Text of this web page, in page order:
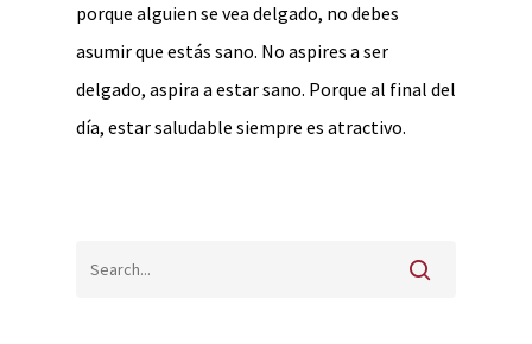
porque alguien se vea delgado, no debes
asumir que estás sano. No aspires a ser
delgado, aspira a estar sano. Porque al final del
día, estar saludable siempre es atractivo.